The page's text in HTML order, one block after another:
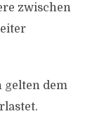
zwischen
gelten dem